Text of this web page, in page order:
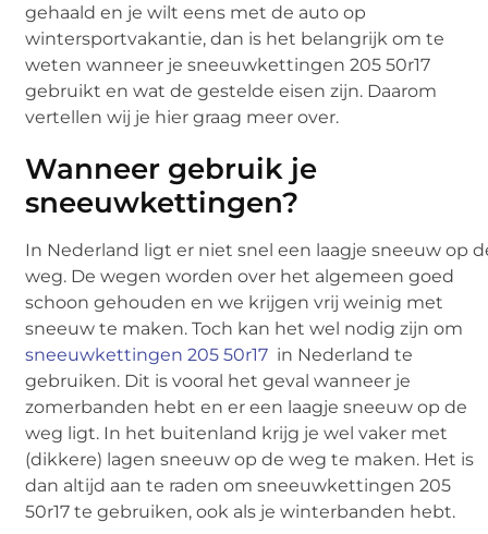
gehaald en je wilt eens met de auto op
wintersportvakantie, dan is het belangrijk om te
weten wanneer je sneeuwkettingen 205 50r17
gebruikt en wat de gestelde eisen zijn. Daarom
vertellen wij je hier graag meer over.
Wanneer gebruik je
sneeuwkettingen?
In Nederland ligt er niet snel een laagje sneeuw op
weg. De wegen worden over het algemeen goed
schoon gehouden en we krijgen vrij weinig met
sneeuw te maken. Toch kan het wel nodig zijn om
sneeuwkettingen 205 50r17 in Nederland te
gebruiken. Dit is vooral het geval wanneer je
zomerbanden hebt en er een laagje sneeuw op de
weg ligt. In het buitenland krijg je wel vaker met
(dikkere) lagen sneeuw op de weg te maken. Het is
dan altijd aan te raden om sneeuwkettingen 205
50r17 te gebruiken, ook als je winterbanden hebt.